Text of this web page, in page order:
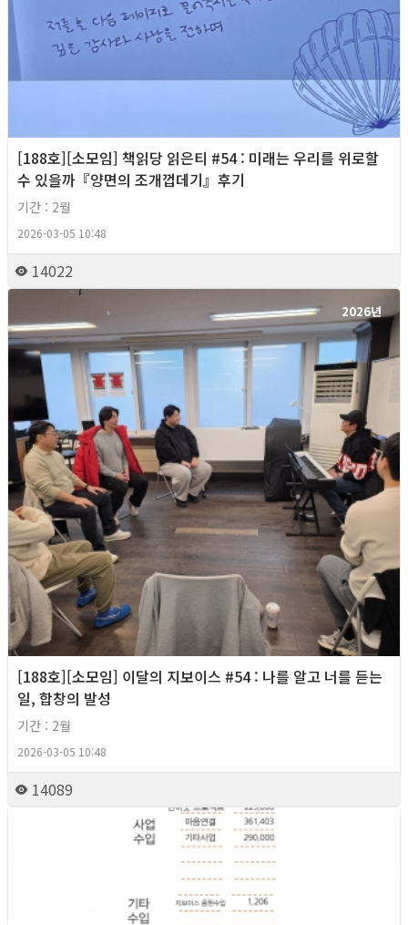
[188호][소모임] 책읽당 읽은티 #54 : 미래는 우리를 위로할
수 있을까『양면의 조개껍데기』후기
기간 : 2월
2026-03-05 10:48
14022
2026년
[188호][소모임] 이달의 지보이스 #54 : 나를 알고 너를 듣는
일, 합창의 발성
기간 : 2월
2026-03-05 10:48
14089